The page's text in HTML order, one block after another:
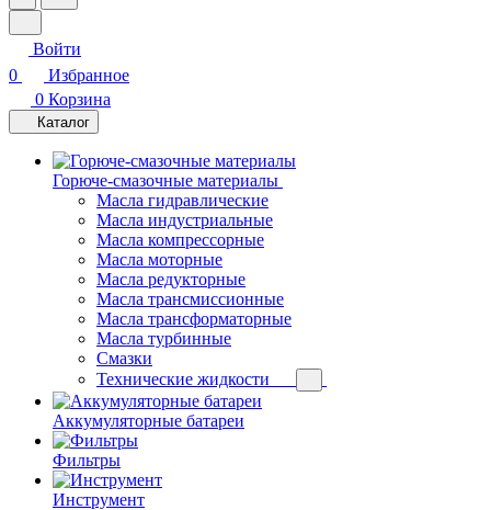
Войти
0
Избранное
0 Корзина
Каталог
Горюче-смазочные материалы
Масла гидравлические
Масла индустриальные
Масла компрессорные
Масла моторные
Масла редукторные
Масла трансмиссионные
Масла трансформаторные
Масла турбинные
Смазки
Технические жидкости
Аккумуляторные батареи
Фильтры
Инструмент